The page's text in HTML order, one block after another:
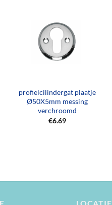
profielcilindergat plaatje
Ø50X5mm messing
verchroomd
€6.69